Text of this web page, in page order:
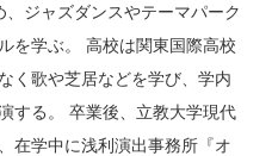
ジャズダンスやテーマパーク
を学ぶ。 高校は関東国際高校
く歌や芝居などを学び、学内
する。 卒業後、立教大学現代
在学中に浅利演出事務所『オ